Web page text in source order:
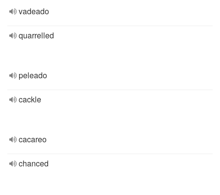
vadeado
quarrelled
peleado
cackle
cacareo
chanced